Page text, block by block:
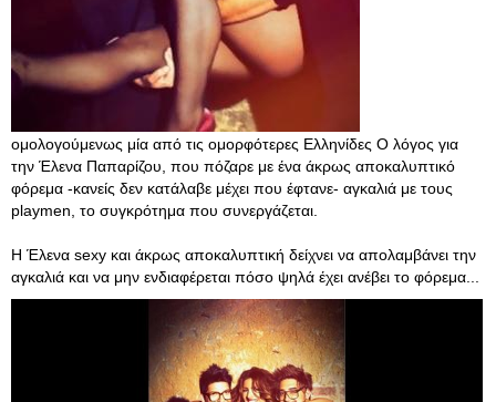
ομολογούμενως μία από τις ομορφότερες Ελληνίδες Ο λόγος για
την Έλενα Παπαρίζου, που πόζαρε με ένα άκρως αποκαλυπτικό
φόρεμα -κανείς δεν κατάλαβε μέχει που έφτανε- αγκαλιά με τους
playmen, το συγκρότημα που συνεργάζεται.
Η Έλενα sexy και άκρως αποκαλυπτική δείχνει να απολαμβάνει την
αγκαλιά και να μην ενδιαφέρεται πόσο ψηλά έχει ανέβει το φόρεμα...